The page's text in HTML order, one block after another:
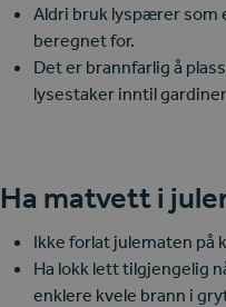
Aldri bruk lyspærer som
beregnet for.
Det er brannfarlig å
lysestaker inntil
Ha matvett i
Ikke forlat julematen på
Ha lokk lett tilgjengelig
enklere kvele brann i